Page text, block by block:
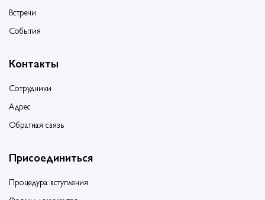
Встречи
События
Контакты
Сотрудники
Адрес
Обратная связь
Присоединиться
Процедура вступления